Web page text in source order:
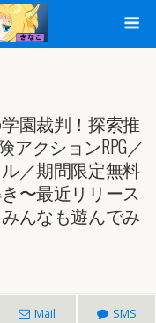
園裁判！探索推
クションRPG／
／期間限定無料
〜最近リリース
んなも遊んでみ
Mail SMS